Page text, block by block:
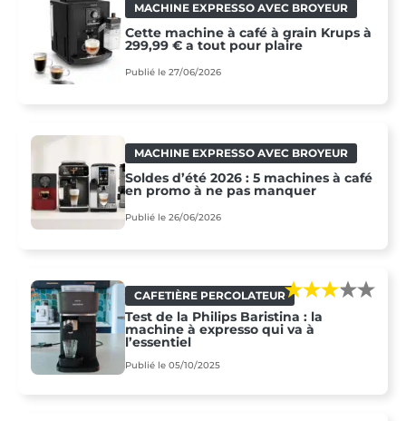
MACHINE EXPRESSO AVEC BROYEUR
Cette machine à café à grain Krups à
299,99 € a tout pour plaire
Publié le 27/06/2026
MACHINE EXPRESSO AVEC BROYEUR
Soldes d’été 2026 : 5 machines à café
en promo à ne pas manquer
Publié le 26/06/2026
CAFETIÈRE PERCOLATEUR
Test de la Philips Baristina : la
machine à expresso qui va à
l’essentiel
Publié le 05/10/2025